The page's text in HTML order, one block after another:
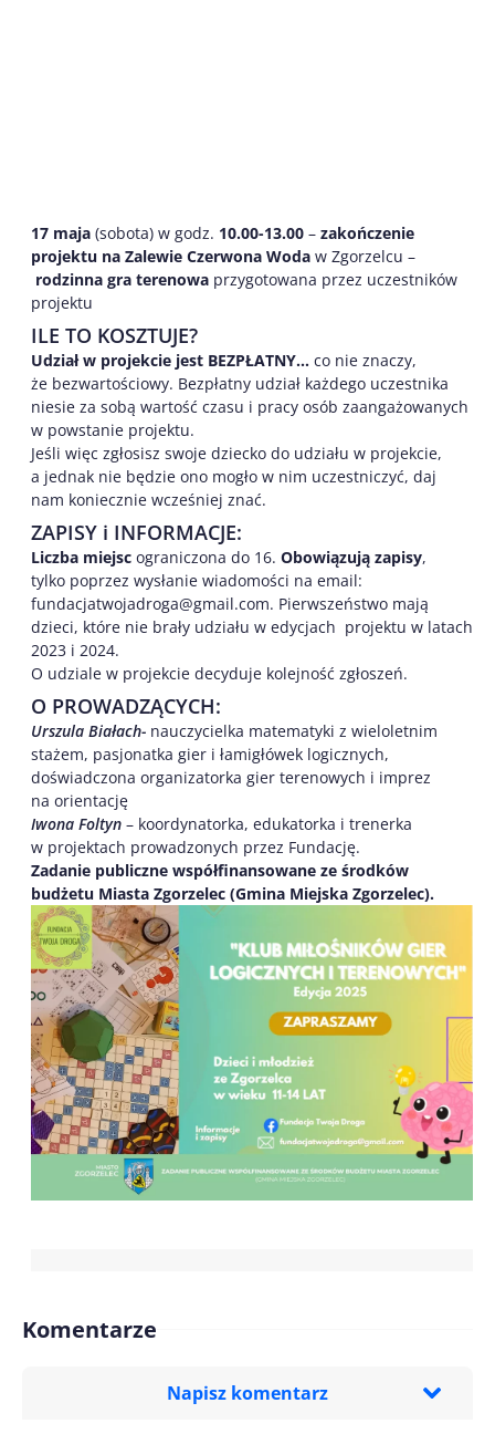
17 maja (sobota) w godz. 10.00-13.00 – zakończenie
projektu na Zalewie Czerwona Woda w Zgorzelcu –
rodzinna gra terenowa przygotowana przez uczestników
projektu
ILE TO KOSZTUJE?
Udział w projekcie jest BEZPŁATNY… co nie znaczy,
że bezwartościowy. Bezpłatny udział każdego uczestnika
niesie za sobą wartość czasu i pracy osób zaangażowanych
w powstanie projektu.
Jeśli więc zgłosisz swoje dziecko do udziału w projekcie,
a jednak nie będzie ono mogło w nim uczestniczyć, daj
nam koniecznie wcześniej znać.
ZAPISY i INFORMACJE:
Liczba miejsc ograniczona do 16. Obowiązują zapisy,
tylko poprzez wysłanie wiadomości na email:
fundacjatwojadroga@gmail.com. Pierwszeństwo mają
dzieci, które nie brały udziału w edycjach projektu w latach
2023 i 2024.
O udziale w projekcie decyduje kolejność zgłoszeń.
O PROWADZĄCYCH:
Urszula Białach- nauczycielka matematyki z wieloletnim
stażem, pasjonatka gier i łamigłówek logicznych,
doświadczona organizatorka gier terenowych i imprez
na orientację
Iwona Foltyn – koordynatorka, edukatorka i trenerka
w projektach prowadzonych przez Fundację.
Zadanie publiczne współfinansowane ze środków
budżetu Miasta Zgorzelec (Gmina Miejska Zgorzelec).
Komentarze
Napisz komentarz